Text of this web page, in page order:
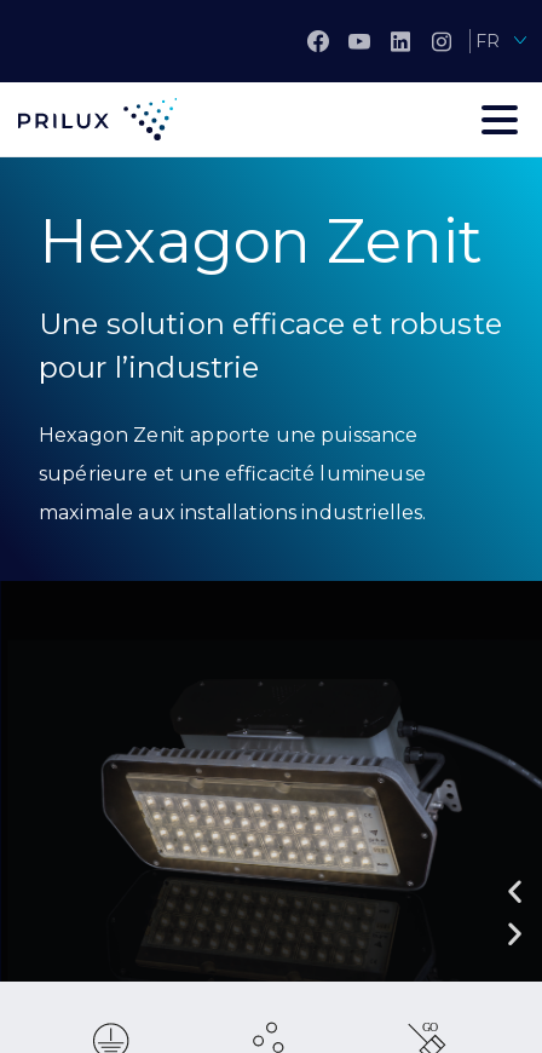
FR
Hexagon Zenit
Une solution efficace et robuste
pour l’industrie
Hexagon Zenit apporte une puissance
supérieure et une efficacité lumineuse
maximale aux installations industrielles.